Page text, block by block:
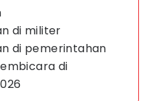
di militer
di pemerintahan
di